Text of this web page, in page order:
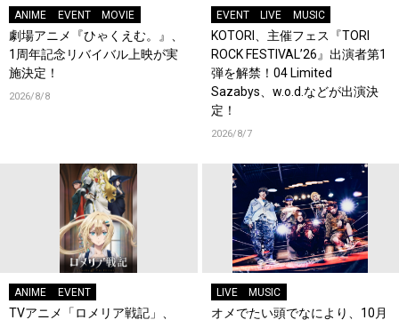
ANIME EVENT MOVIE
劇場アニメ『ひゃくえむ。』、
1周年記念リバイバル上映が実
施決定！
2026/8/8
EVENT LIVE MUSIC
KOTORI、主催フェス『TORI
ROCK FESTIVAL’26』出演者第1
弾を解禁！04 Limited
Sazabys、w.o.d.などが出演決
定！
2026/8/7
ANIME EVENT
TVアニメ「ロメリア戦記」、
LIVE MUSIC
オメでたい頭でなにより、10月